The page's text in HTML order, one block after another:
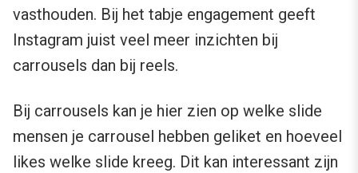
vasthouden. Bij het tabje engagement geeft
Instagram juist veel meer inzichten bij
carrousels dan bij reels.
Bij carrousels kan je hier zien op welke slide
mensen je carrousel hebben geliket en hoeveel
likes welke slide kreeg. Dit kan interessant zijn